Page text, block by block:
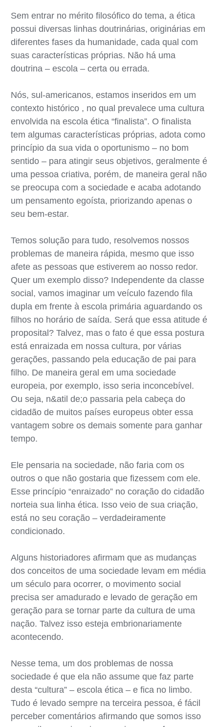
Sem entrar no mérito filosófico do tema, a ética
possui diversas linhas doutrinárias, originárias em
diferentes fases da humanidade, cada qual com
suas características próprias. Não há uma
doutrina – escola – certa ou errada.
Nós, sul-americanos, estamos inseridos em um
contexto histórico , no qual prevalece uma cultura
envolvida na escola ética “finalista”. O finalista
tem algumas características próprias, adota como
princípio da sua vida o oportunismo – no bom
sentido – para atingir seus objetivos, geralmente é
uma pessoa criativa, porém, de maneira geral não
se preocupa com a sociedade e acaba adotando
um pensamento egoísta, priorizando apenas o
seu bem-estar.
Temos solução para tudo, resolvemos nossos
problemas de maneira rápida, mesmo que isso
afete as pessoas que estiverem ao nosso redor.
Quer um exemplo disso? Independente da classe
social, vamos imaginar um veículo fazendo fila
dupla em frente à escola primária aguardando os
filhos no horário de saída. Será que essa atitude é
proposital? Talvez, mas o fato é que essa postura
está enraizada em nossa cultura, por várias
gerações, passando pela educação de pai para
filho. De maneira geral em uma sociedade
europeia, por exemplo, isso seria inconcebível.
Ou seja, n&atil de;o passaria pela cabeça do
cidadão de muitos países europeus obter essa
vantagem sobre os demais somente para ganhar
tempo.
Ele pensaria na sociedade, não faria com os
outros o que não gostaria que fizessem com ele.
Esse princípio “enraizado” no coração do cidadão
norteia sua linha ética. Isso veio de sua criação,
está no seu coração – verdadeiramente
condicionado.
Alguns historiadores afirmam que as mudanças
dos conceitos de uma sociedade levam em média
um século para ocorrer, o movimento social
precisa ser amadurado e levado de geração em
geração para se tornar parte da cultura de uma
nação. Talvez isso esteja embrionariamente
acontecendo.
Nesse tema, um dos problemas de nossa
sociedade é que ela não assume que faz parte
desta “cultura” – escola ética – e fica no limbo.
Tudo é levado sempre na terceira pessoa, é fácil
perceber comentários afirmando que somos isso